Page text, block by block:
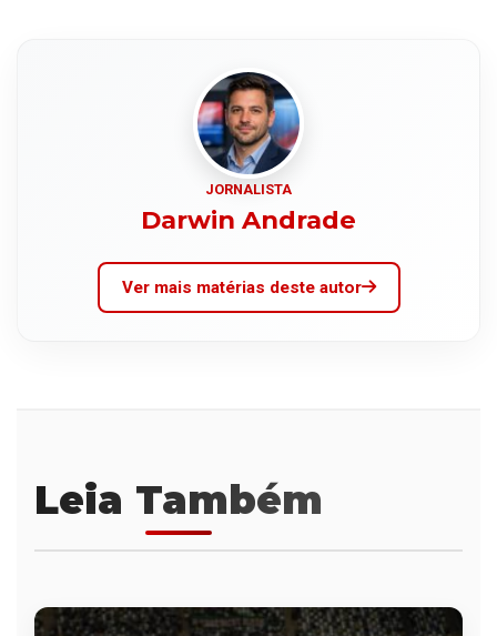
JORNALISTA
Darwin Andrade
Ver mais matérias deste autor
Leia Também